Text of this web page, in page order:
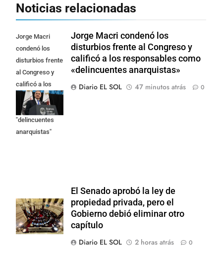
Noticias relacionadas
Jorge Macri
condenó los
disturbios frente
al Congreso y
calificó a los
responsables
como
"delincuentes
anarquistas"
Jorge Macri condenó los
disturbios frente al Congreso y
calificó a los responsables como
«delincuentes anarquistas»
Diario EL SOL
47 minutos atrás 0
El Senado aprobó la ley de
propiedad privada, pero el
Gobierno debió eliminar otro
capítulo
Diario EL SOL
2 horas atrás 0